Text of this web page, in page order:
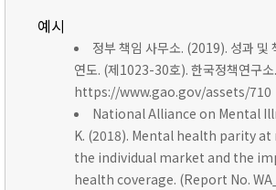
예시
정부 책임 사무소. (2019). 성과 및
연도. (제1023-30호). 한국정책연구소.
https://www.gao.gov/assets/710
National Alliance on Mental
K. (2018). Mental health parity
the individual market and the
health coverage. (Report No.